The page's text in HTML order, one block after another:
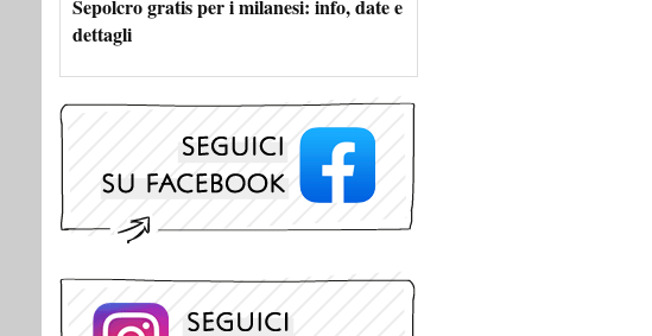
Sepolcro gratis per i milanesi: info, date e
dettagli